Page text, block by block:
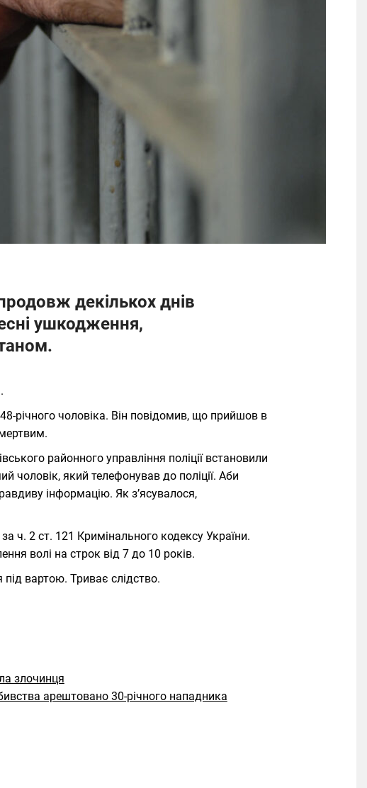
декількох днів
ушкодження,
річного чоловіка. Він повідомив, що прийшов в
районного управління поліції встановили
чоловік, який телефонував до поліції. Аби
інформацію. Як з’ясувалося,
ч. 2 ст. 121 Кримінального кодексу України.
волі на строк від 7 до 10 років.
вартою. Триває слідство.
злочинця
арештовано 30-річного нападника